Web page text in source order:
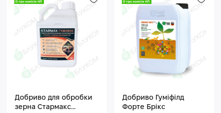
Добриво для обробки
зерна Стармакс
Добриво Гуміфілд
Форте Брікс